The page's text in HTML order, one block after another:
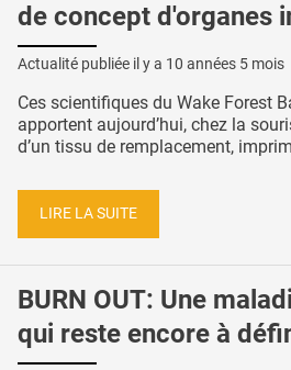
de concept d'organes
Actualité publiée il y a 10 années 5 mois
Ces scientifiques du Wake Forest
apportent aujourd’hui, chez la
d’un tissu de remplacement,
LIRE LA SUITE
BURN OUT: Une
qui reste encore à